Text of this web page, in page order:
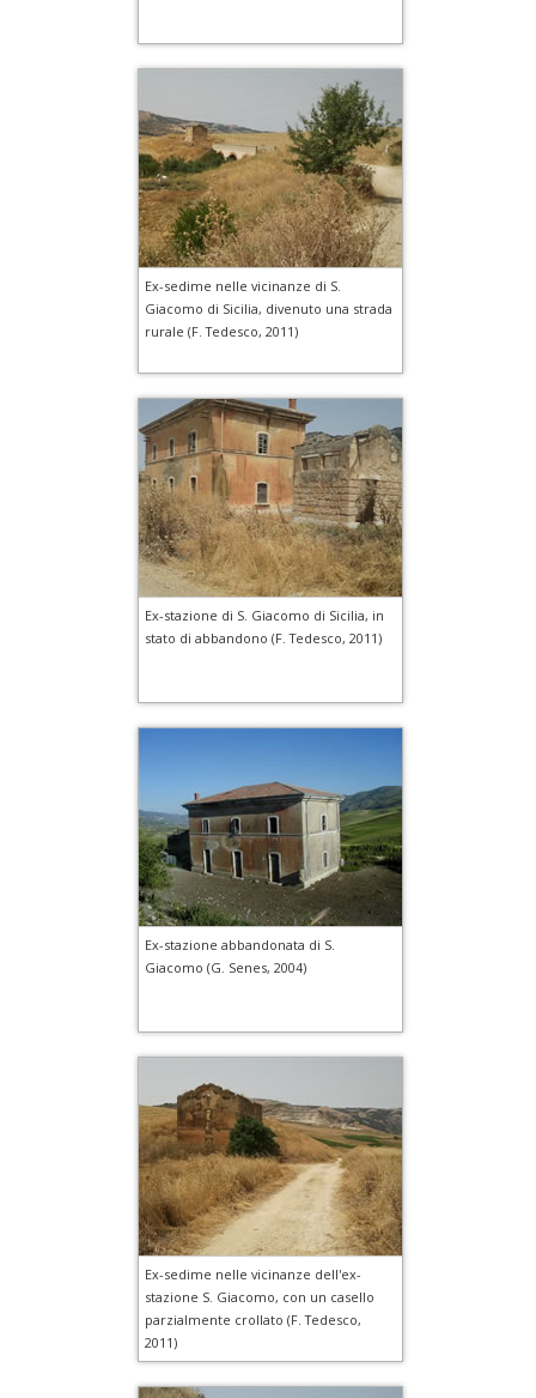
Ex-sedime nelle vicinanze di S.
Giacomo di Sicilia, divenuto una strada
rurale (F. Tedesco, 2011)
Ex-stazione di S. Giacomo di Sicilia, in
stato di abbandono (F. Tedesco, 2011)
Ex-stazione abbandonata di S.
Giacomo (G. Senes, 2004)
Ex-sedime nelle vicinanze dell'ex-
stazione S. Giacomo, con un casello
parzialmente crollato (F. Tedesco,
2011)